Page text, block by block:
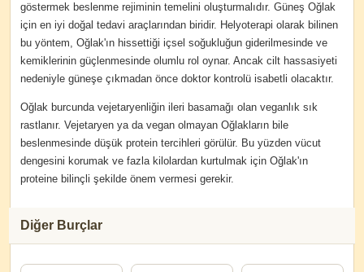
göstermek beslenme rejiminin temelini oluşturmalıdır. Güneş Oğlak
için en iyi doğal tedavi araçlarından biridir. Helyoterapi olarak bilinen
bu yöntem, Oğlak'ın hissettiği içsel soğukluğun giderilmesinde ve
kemiklerinin güçlenmesinde olumlu rol oynar. Ancak cilt hassasiyeti
nedeniyle güneşe çıkmadan önce doktor kontrolü isabetli olacaktır.
Oğlak burcunda vejetaryenliğin ileri basamağı olan veganlık sık
rastlanır. Vejetaryen ya da vegan olmayan Oğlakların bile
beslenmesinde düşük protein tercihleri görülür. Bu yüzden vücut
dengesini korumak ve fazla kilolardan kurtulmak için Oğlak'ın
proteine bilinçli şekilde önem vermesi gerekir.
Diğer Burçlar